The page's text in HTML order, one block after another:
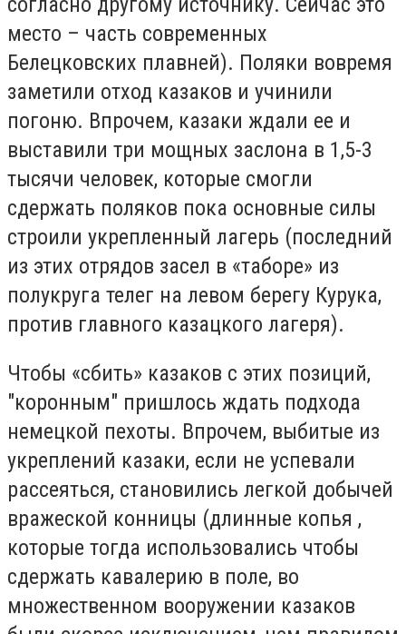
место – часть современных
Белецковских плавней). Поляки вовремя
заметили отход казаков и учинили
погоню. Впрочем, казаки ждали ее и
выставили три мощных заслона в 1,5-3
тысячи человек, которые смогли
сдержать поляков пока основные силы
строили укрепленный лагерь (последний
из этих отрядов засел в «таборе» из
полукруга телег на левом берегу Курука,
против главного казацкого лагеря).
Чтобы «сбить» казаков с этих позиций,
"коронным" пришлось ждать подхода
немецкой пехоты. Впрочем, выбитые из
укреплений казаки, если не успевали
рассеяться, становились легкой добычей
вражеской конницы (длинные копья ,
которые тогда использовались чтобы
сдержать кавалерию в поле, во
множественном вооружении казаков